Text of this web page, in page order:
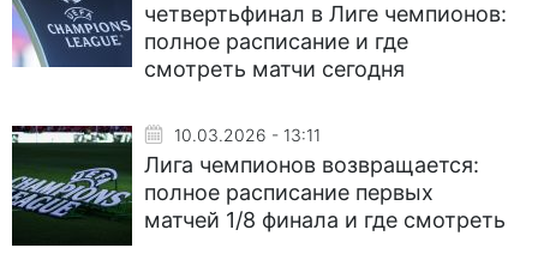
четвертьфинал в Лиге чемпионов:
полное расписание и где
смотреть матчи сегодня
10.03.2026 - 13:11
Лига чемпионов возвращается:
полное расписание первых
матчей 1/8 финала и где смотреть